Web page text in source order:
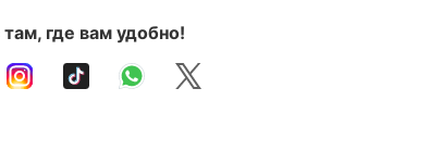
где вам удобно!